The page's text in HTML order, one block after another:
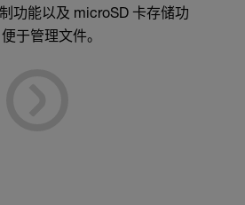
功能以及 microSD 卡存储功
于管理文件。